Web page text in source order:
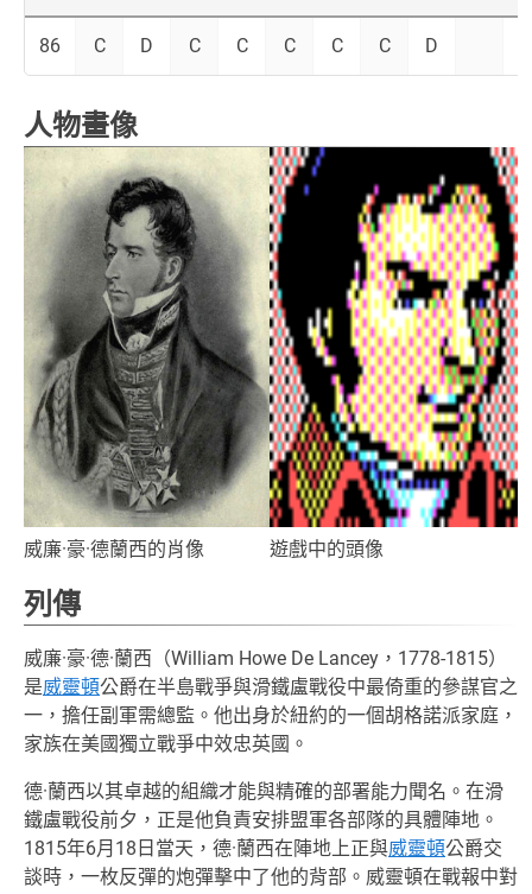
86 C D C C C C C D
人物畫像
威廉·豪·德蘭西的肖像 遊戲中的頭像
列傳
威廉·豪·德·蘭西（William Howe De Lancey，1778-1815）
是威靈頓公爵在半島戰爭與滑鐵盧戰役中最倚重的參謀官之
一，擔任副軍需總監。他出身於紐約的一個胡格諾派家庭，
家族在美國獨立戰爭中效忠英國。
德·蘭西以其卓越的組織才能與精確的部署能力聞名。在滑
鐵盧戰役前夕，正是他負責安排盟軍各部隊的具體陣地。
1815年6月18日當天，德·蘭西在陣地上正與威靈頓公爵交
談時，一枚反彈的炮彈擊中了他的背部。威靈頓在戰報中對